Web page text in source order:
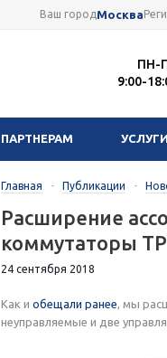
Ваш городМосква
ПН-
9:00-
ПАРТНЕРАМ УСЛУГИ
Главная - Публикации -
Расширение
коммутаторы
24 сентября 2018
Как и обещали ранее , мы
неуправляемые и две